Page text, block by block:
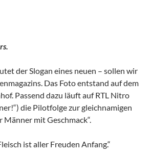
der Slogan eines neuen – sollen wir
Das Foto entstand auf dem
Passend dazu läuft auf RTL Nitro
die Pilotfolge zur gleichnamigen
Männer mit Geschmack“.
ist aller Freuden Anfang.“